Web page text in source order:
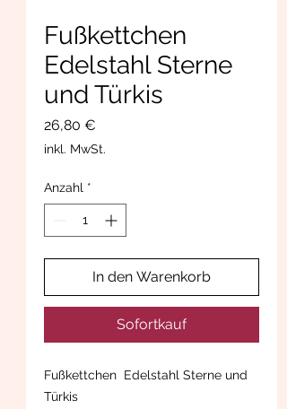
Fußkettchen
Edelstahl Sterne
und Türkis
26,80 €
inkl. MwSt.
Anzahl *
In den Warenkorb
Sofortkauf
Fußkettchen Edelstahl Sterne und
Türkis